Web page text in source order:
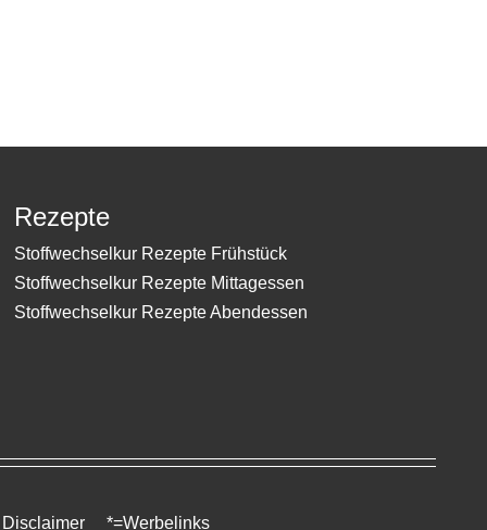
Rezepte
Stoffwechselkur Rezepte Frühstück
Stoffwechselkur Rezepte Mittagessen
Stoffwechselkur Rezepte Abendessen ​
Disclaimer *=Werbelinks